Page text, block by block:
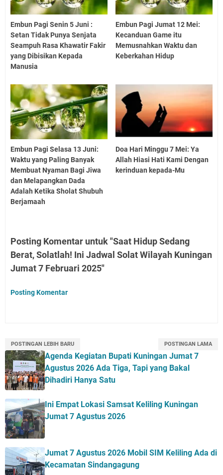
Embun Pagi Senin 5 Juni :
Setan Tidak Punya Senjata
Seampuh Rasa Khawatir Fakir
yang Dibisikan Kepada
Manusia
Embun Pagi Jumat 12 Mei:
Kecanduan Game itu
Memusnahkan Waktu dan
Keberkahan Hidup
Embun Pagi Selasa 13 Juni:
Waktu yang Paling Banyak
Membuat Nyaman Bagi Jiwa
dan Melapangkan Dada
Adalah Ketika Sholat Shubuh
Berjamaah
Doa Hari Minggu 7 Mei: Ya
Allah Hiasi Hati Kami Dengan
kerinduan kepada-Mu
Posting Komentar untuk "Saat Hidup Sedang
Berat, Solatlah! Ini Jadwal Solat Wilayah Kuningan
Jumat 7 Februari 2025"
Posting Komentar
POSTINGAN LEBIH BARU POSTINGAN LAMA
Agenda Kegiatan Bupati Kuningan Jumat 7
Agustus 2026 Ada Tiga, Tapi yang Bakal
Dihadiri Hanya Satu
Ini Empat Lokasi Samsat Keliling Kuningan
Jumat 7 Agustus 2026
Jumat 7 Agustus 2026 Mobil SIM Keliling Ada di
Kecamatan Sindangagung